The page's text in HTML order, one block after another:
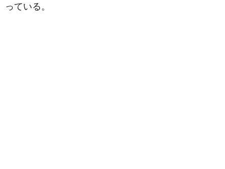
っている。